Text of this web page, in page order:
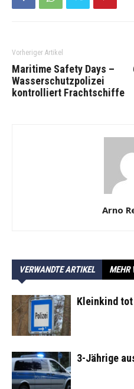
Vorheriger Artikel
Maritime Safety Days –
Wasserschutzpolizei
kontrolliert Frachtschiffe
Arno
VERWANDTE ARTIKEL MEHR
Kleinkind
3-Jährige